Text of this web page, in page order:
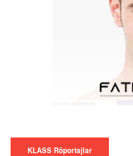
KLASS Röportajlar